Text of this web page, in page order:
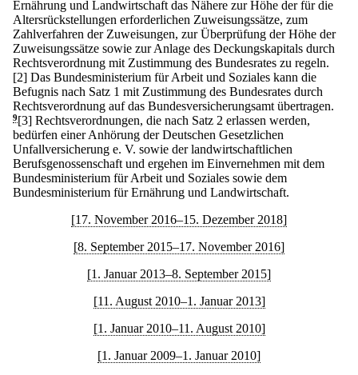
Ernährung und Landwirtschaft das Nähere zur Höhe der für die
Altersrückstellungen erforderlichen Zuweisungssätze, zum
Zahlverfahren der Zuweisungen, zur Überprüfung der Höhe der
Zuweisungssätze sowie zur Anlage des Deckungskapitals durch
Rechtsverordnung mit Zustimmung des Bundesrates zu regeln.
[2] Das Bundesministerium für Arbeit und Soziales kann die
Befugnis nach Satz 1 mit Zustimmung des Bundesrates durch
Rechtsverordnung auf das Bundesversicherungsamt übertragen.
9[3] Rechtsverordnungen, die nach Satz 2 erlassen werden,
bedürfen einer Anhörung der Deutschen Gesetzlichen
Unfallversicherung e. V. sowie der landwirtschaftlichen
Berufsgenossenschaft und ergehen im Einvernehmen mit dem
Bundesministerium für Arbeit und Soziales sowie dem
Bundesministerium für Ernährung und Landwirtschaft.
[17. November 2016–15. Dezember 2018]
[8. September 2015–17. November 2016]
[1. Januar 2013–8. September 2015]
[11. August 2010–1. Januar 2013]
[1. Januar 2010–11. August 2010]
[1. Januar 2009–1. Januar 2010]